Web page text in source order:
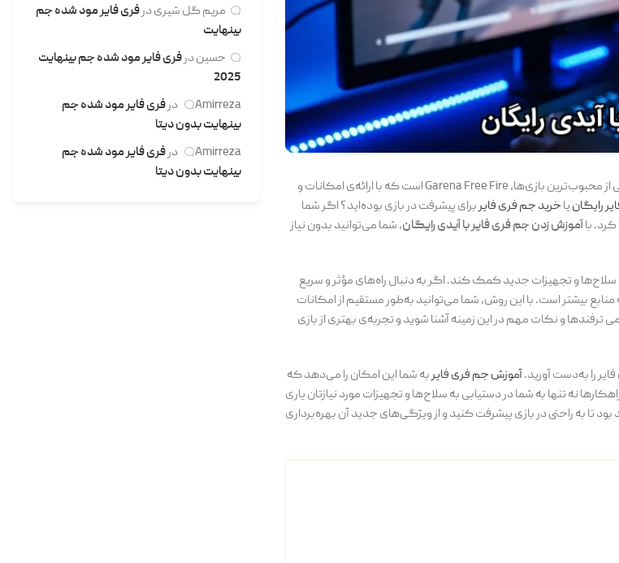
در دنیای پرهیجان بازی‌های ویدیویی، کسب منابع و امتیازها نقش بسزایی در تجربه‌ی بازیکنان دارد. یکی از محبوب‌ترین بازی‌ها، Garena Free Fire است که با ارائه‌ی امکانات و
رایگانیاخرید جم فری فایربرای پیشرفت در بازی بوده‌اید؟ اگر شما
باآموزش زدن جم فری فایر با آیدی رایگان، شما می‌توانید بدون نیاز
سلاح‌ها و تجهیزات جدید کمک کند. اگر به دنبال راه‌های مؤثر و سریع
بیشتر است. با این روش، شما می‌توانید به‌طور مستقیم از امکانات
ترفندها و نکات مهم در این زمینه آشنا شوید و تجربه‌ی بهتری از بازی
را به‌دست آورید.آموزش جم فری فایربه شما این امکان را می‌دهد که
نه تنها به شما در دستیابی به سلاح‌ها و تجهیزات مورد نیازتان یاری
تا به راحتی در بازی پیشرفت کنید و از ویژگی‌های جدید آن بهره‌برداری
مریم گل شیریدرفری فایر مود شده جم
بینهایت
حسیندرفری فایر مود شده جم بینهایت
2025
Amirreza
درفری فایر مود شده جم
بینهایت بدون دیتا
Amirreza
درفری فایر مود شده جم
بینهایت بدون دیتا